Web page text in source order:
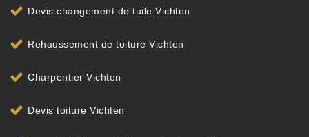
Devis changement de tuile Vichten
Rehaussement de toiture Vichten
Charpentier Vichten
Devis toiture Vichten